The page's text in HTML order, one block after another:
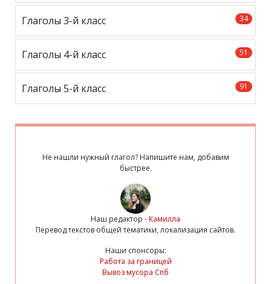
34
Глаголы 3-й класс
51
Глаголы 4-й класс
91
Глаголы 5-й класс
Не нашли нужный глагол? Напишите нам, добавим
быстрее.
Наш редактор -Камилла
Перевод текстов общей тематики, локализация сайтов.
Наши спонсоры:
Работа за границей
Вывоз мусора Спб